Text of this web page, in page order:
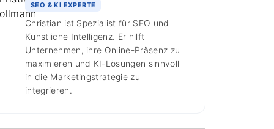
SEO & KI EXPERTE
Christian ist Spezialist für SEO und
Künstliche Intelligenz. Er hilft
Unternehmen, ihre Online-Präsenz zu
maximieren und KI-Lösungen sinnvoll
in die Marketingstrategie zu
integrieren.